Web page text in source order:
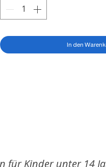
In den
für Kinder unter 14